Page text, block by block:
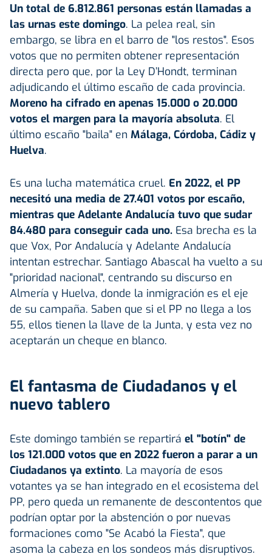
Un total de 6.812.861 personas están llamadas a
las urnas este domingo. La pelea real, sin
embargo, se libra en el barro de "los restos". Esos
votos que no permiten obtener representación
directa pero que, por la Ley D’Hondt, terminan
adjudicando el último escaño de cada provincia.
Moreno ha cifrado en apenas 15.000 o 20.000
votos el margen para la mayoría absoluta. El
último escaño "baila" en Málaga, Córdoba, Cádiz y
Huelva.
Es una lucha matemática cruel. En 2022, el PP
necesitó una media de 27.401 votos por escaño,
mientras que Adelante Andalucía tuvo que sudar
84.480 para conseguir cada uno. Esa brecha es la
que Vox, Por Andalucía y Adelante Andalucía
intentan estrechar. Santiago Abascal ha vuelto a su
"prioridad nacional", centrando su discurso en
Almería y Huelva, donde la inmigración es el eje
de su campaña. Saben que si el PP no llega a los
55, ellos tienen la llave de la Junta, y esta vez no
aceptarán un cheque en blanco.
El fantasma de Ciudadanos y el
nuevo tablero
Este domingo también se repartirá el "botín" de
los 121.000 votos que en 2022 fueron a parar a un
Ciudadanos ya extinto. La mayoría de esos
votantes ya se han integrado en el ecosistema del
PP, pero queda un remanente de descontentos que
podrían optar por la abstención o por nuevas
formaciones como "Se Acabó la Fiesta", que
asoma la cabeza en los sondeos más disruptivos.